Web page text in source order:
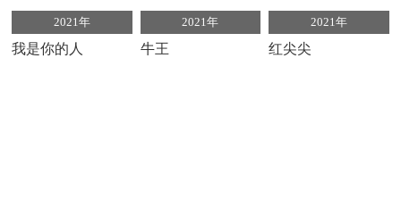
2021年
我是你的人
2021年
牛王
2021年
红尖尖